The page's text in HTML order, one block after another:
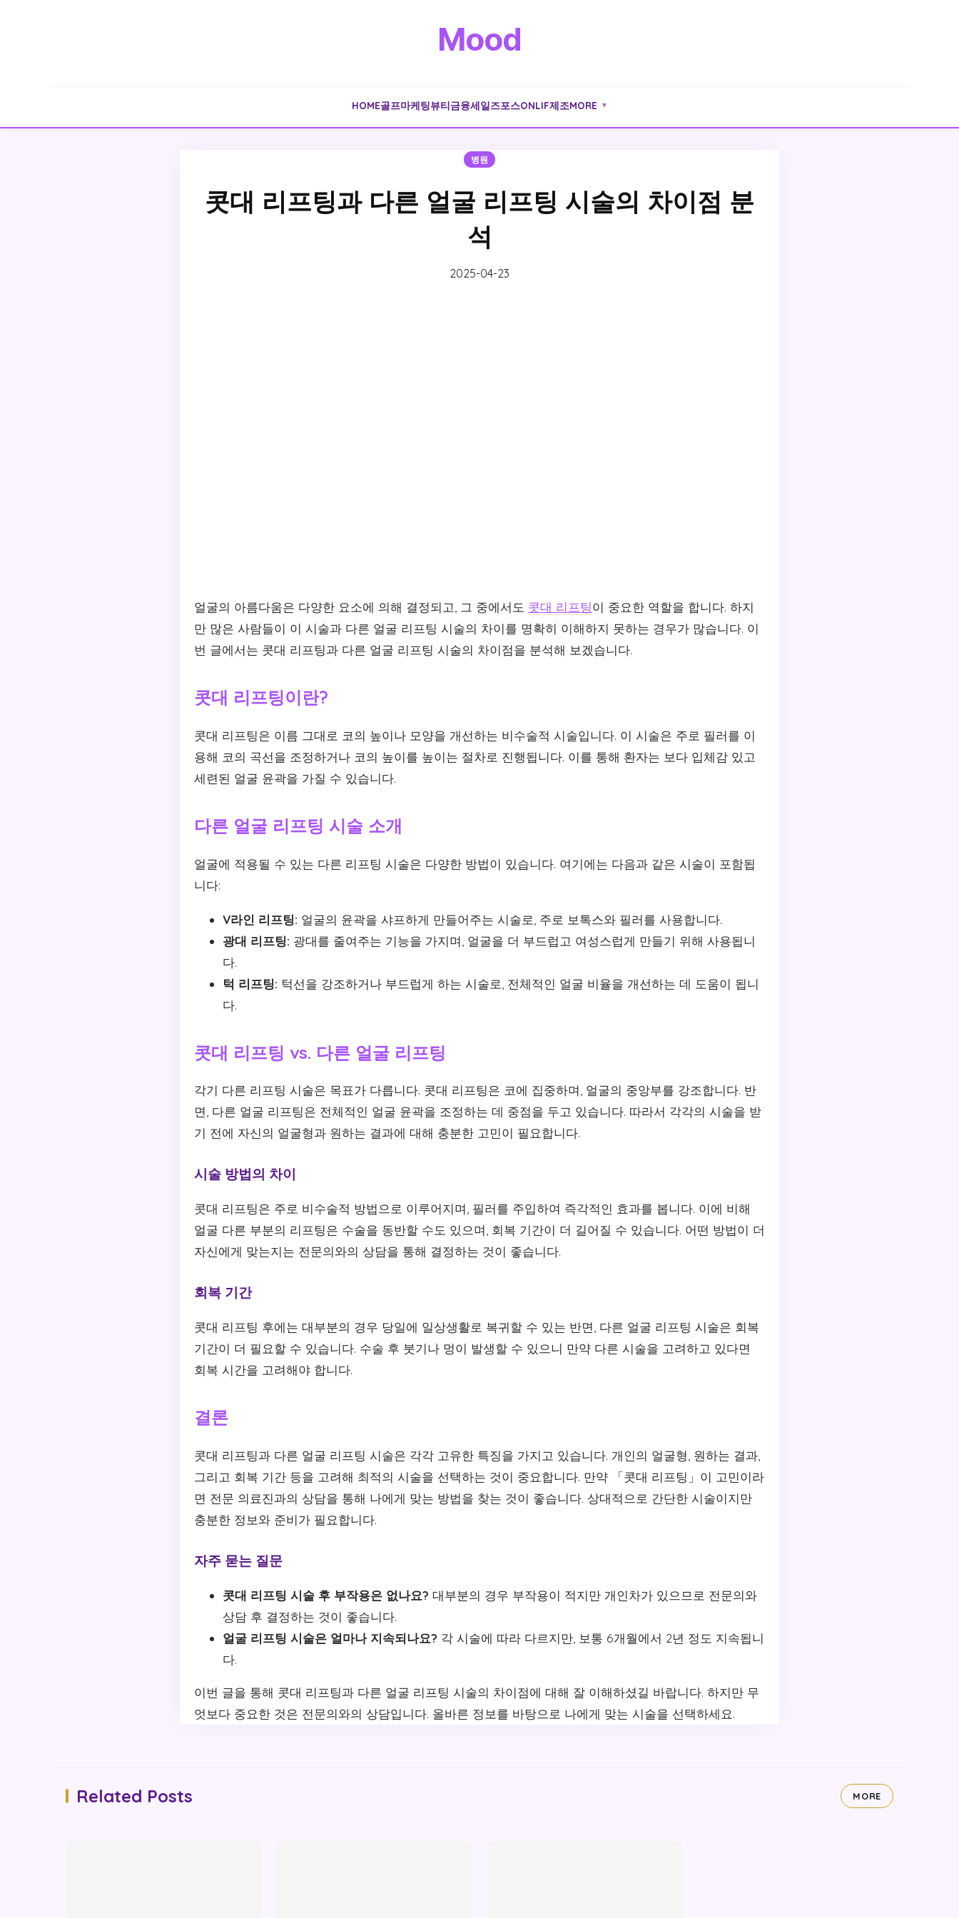
Mood
HOME골프마케팅뷰티금융세일즈포스ONLIF제조MORE ▼
병원
콧대 리프팅과 다른 얼굴 리프팅 시술의 차이점 분
석
2025-04-23
얼굴의 아름다움은 다양한 요소에 의해 결정되고, 그 중에서도 콧대 리프팅이 중요한 역할을 합니다. 하지
만 많은 사람들이 이 시술과 다른 얼굴 리프팅 시술의 차이를 명확히 이해하지 못하는 경우가 많습니다. 이
번 글에서는 콧대 리프팅과 다른 얼굴 리프팅 시술의 차이점을 분석해 보겠습니다.
콧대 리프팅이란?
콧대 리프팅은 이름 그대로 코의 높이나 모양을 개선하는 비수술적 시술입니다. 이 시술은 주로 필러를 이
용해 코의 곡선을 조정하거나 코의 높이를 높이는 절차로 진행됩니다. 이를 통해 환자는 보다 입체감 있고
세련된 얼굴 윤곽을 가질 수 있습니다.
다른 얼굴 리프팅 시술 소개
얼굴에 적용될 수 있는 다른 리프팅 시술은 다양한 방법이 있습니다. 여기에는 다음과 같은 시술이 포함됩
니다:
V라인 리프팅: 얼굴의 윤곽을 샤프하게 만들어주는 시술로, 주로 보톡스와 필러를 사용합니다.
광대 리프팅: 광대를 줄여주는 기능을 가지며, 얼굴을 더 부드럽고 여성스럽게 만들기 위해 사용됩니
다.
턱 리프팅: 턱선을 강조하거나 부드럽게 하는 시술로, 전체적인 얼굴 비율을 개선하는 데 도움이 됩니
다.
콧대 리프팅 vs. 다른 얼굴 리프팅
각기 다른 리프팅 시술은 목표가 다릅니다. 콧대 리프팅은 코에 집중하며, 얼굴의 중앙부를 강조합니다. 반
면, 다른 얼굴 리프팅은 전체적인 얼굴 윤곽을 조정하는 데 중점을 두고 있습니다. 따라서 각각의 시술을 받
기 전에 자신의 얼굴형과 원하는 결과에 대해 충분한 고민이 필요합니다.
시술 방법의 차이
콧대 리프팅은 주로 비수술적 방법으로 이루어지며, 필러를 주입하여 즉각적인 효과를 봅니다. 이에 비해
얼굴 다른 부분의 리프팅은 수술을 동반할 수도 있으며, 회복 기간이 더 길어질 수 있습니다. 어떤 방법이 더
자신에게 맞는지는 전문의와의 상담을 통해 결정하는 것이 좋습니다.
회복 기간
콧대 리프팅 후에는 대부분의 경우 당일에 일상생활로 복귀할 수 있는 반면, 다른 얼굴 리프팅 시술은 회복
기간이 더 필요할 수 있습니다. 수술 후 붓기나 멍이 발생할 수 있으니 만약 다른 시술을 고려하고 있다면
회복 시간을 고려해야 합니다.
결론
콧대 리프팅과 다른 얼굴 리프팅 시술은 각각 고유한 특징을 가지고 있습니다. 개인의 얼굴형, 원하는 결과,
그리고 회복 기간 등을 고려해 최적의 시술을 선택하는 것이 중요합니다. 만약 「콧대 리프팅」이 고민이라
면 전문 의료진과의 상담을 통해 나에게 맞는 방법을 찾는 것이 좋습니다. 상대적으로 간단한 시술이지만
충분한 정보와 준비가 필요합니다.
자주 묻는 질문
콧대 리프팅 시술 후 부작용은 없나요? 대부분의 경우 부작용이 적지만 개인차가 있으므로 전문의와
상담 후 결정하는 것이 좋습니다.
얼굴 리프팅 시술은 얼마나 지속되나요? 각 시술에 따라 다르지만, 보통 6개월에서 2년 정도 지속됩니
다.
이번 글을 통해 콧대 리프팅과 다른 얼굴 리프팅 시술의 차이점에 대해 잘 이해하셨길 바랍니다. 하지만 무
엇보다 중요한 것은 전문의와의 상담입니다. 올바른 정보를 바탕으로 나에게 맞는 시술을 선택하세요.
Related Posts MORE